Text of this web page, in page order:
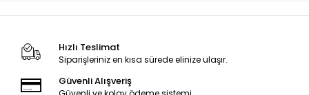
Hızlı Teslimat
Siparişleriniz en kısa sürede elinize ulaşır.
Güvenli Alışveriş